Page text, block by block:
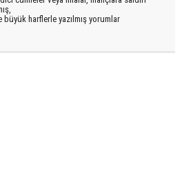
harflerle yazılmış yorumlar